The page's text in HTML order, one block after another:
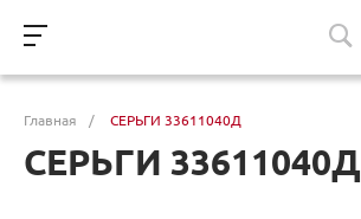
Главная / СЕРЬГИ 33611040Д
СЕРЬГИ 33611040Д